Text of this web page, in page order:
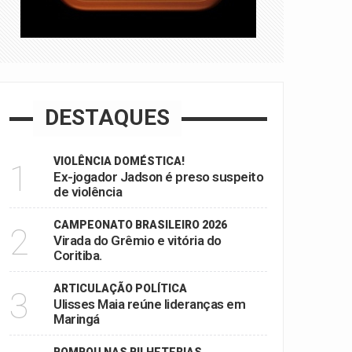
DESTAQUES
1 VIOLÊNCIA DOMÉSTICA!
Ex-jogador Jadson é preso suspeito
de violência
2 CAMPEONATO BRASILEIRO 2026
Virada do Grêmio e vitória do
Coritiba.
3 ARTICULAÇÃO POLÍTICA
Ulisses Maia reúne lideranças em
Maringá